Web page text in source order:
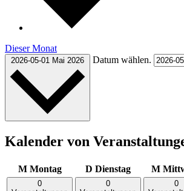
Dieser Monat
2026-05-01 Mai 2026 Datum wählen.
Kalender von
M Montag D Dienstag M
0
0
0